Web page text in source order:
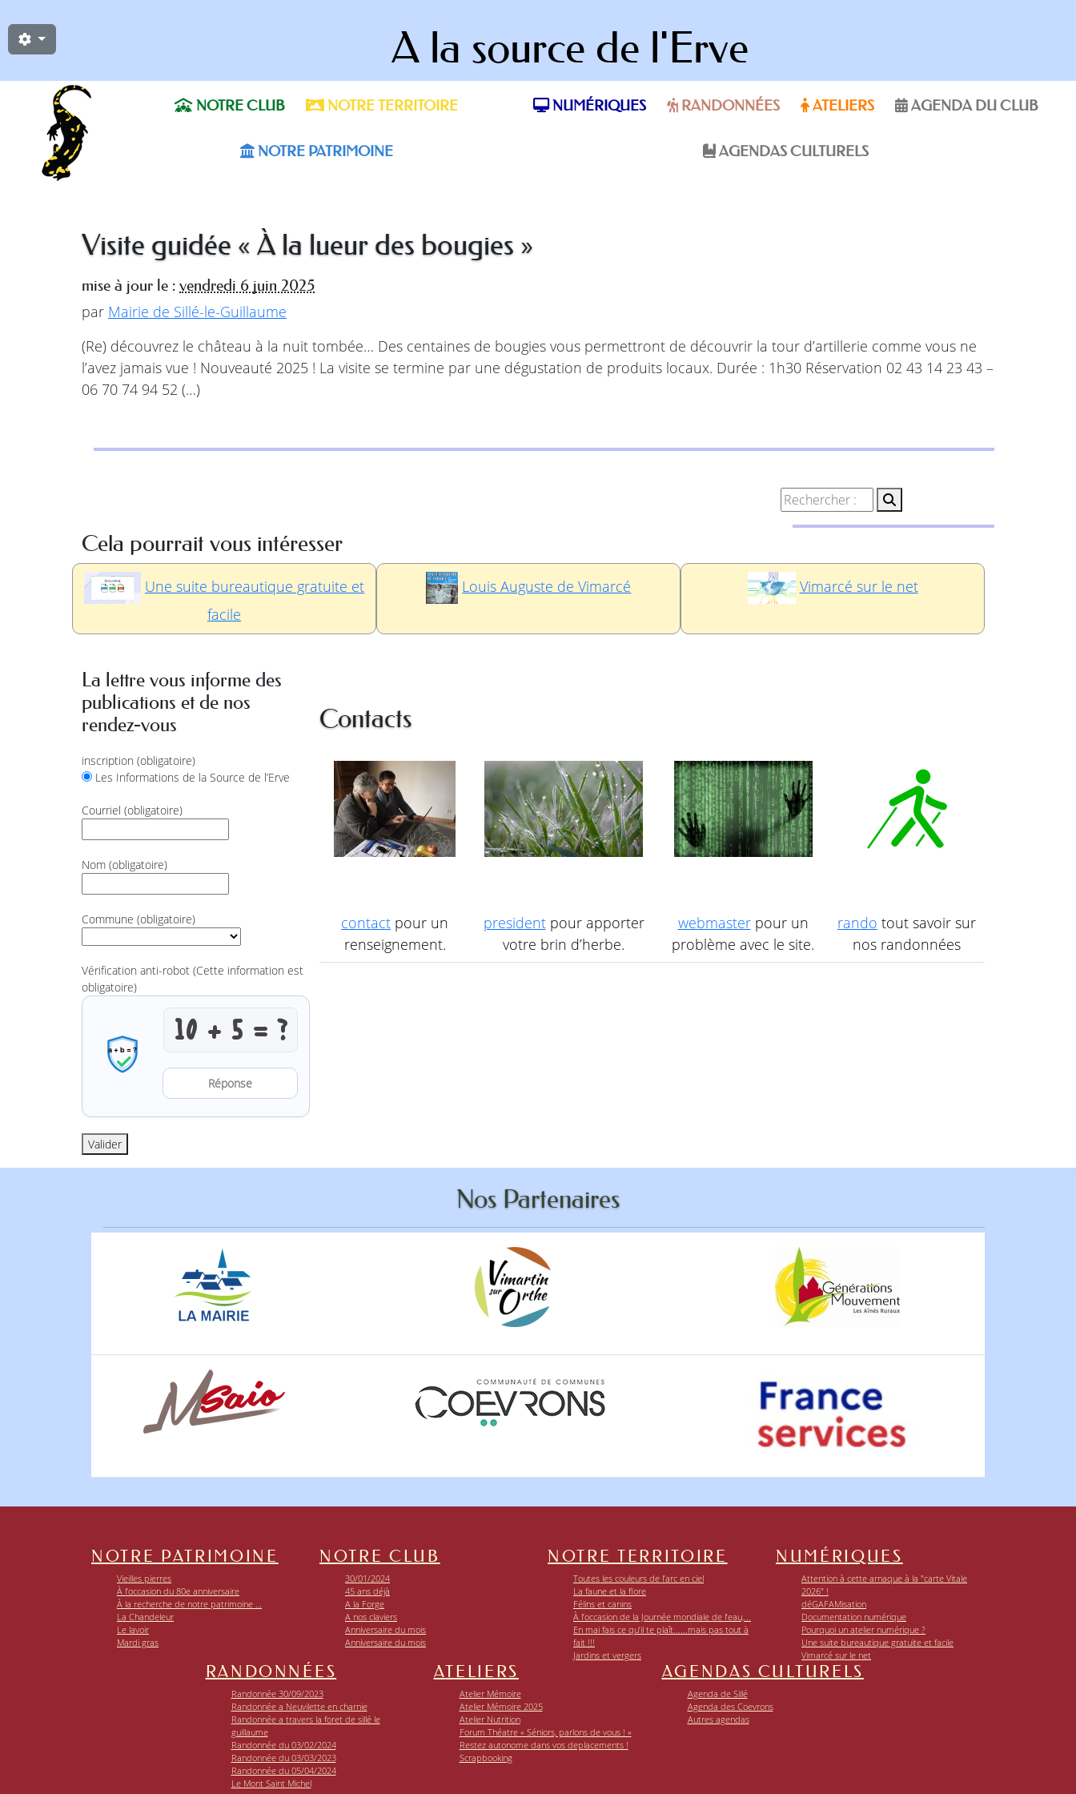
A la source de l'Erve
NOTRE CLUB NOTRE TERRITOIRE
NOTRE PATRIMOINE
NUMÉRIQUES RANDONNÉES ATELIERS AGENDA DU CLUB
AGENDAS CULTURELS
Visite guidée « À la lueur des bougies »
mise à jour le : vendredi 6 juin 2025
par Mairie de Sillé-le-Guillaume
(Re) découvrez le château à la nuit tombée… Des centaines de bougies vous permettront de découvrir la tour d’artillerie comme vous ne
l’avez jamais vue ! Nouveauté 2025 ! La visite se termine par une dégustation de produits locaux. Durée : 1h30 Réservation 02 43 14 23 43 –
06 70 74 94 52 (…)
Cela pourrait vous intéresser
Une suite bureautique gratuite et
facile
Louis Auguste de Vimarcé Vimarcé sur le net
La lettre vous informe des
publications et de nos
rendez-vous
inscription (obligatoire)
Les Informations de la Source de l’Erve
Courriel (obligatoire)
Nom (obligatoire)
Commune (obligatoire)
Vérification anti-robot (Cette information est
obligatoire)
Résoudre l’addition anti-robot
Valider
Contacts
contact pour un
renseignement.
presidentpour apporter
votre brin d’herbe.
webmasterpour un
problème avec le site.
rando tout savoir sur
nos randonnées
Nos Partenaires
NOTRE PATRIMOINE
Vieilles pierres
À l’occasion du 80e anniversaire
À la recherche de notre patrimoine …
La Chandeleur
Le lavoir
Mardi gras
NOTRE CLUB
30/01/2024
45 ans déjà
A la Forge
A nos claviers
Anniversaire du mois
Anniversaire du mois
NOTRE TERRITOIRE
Toutes les couleurs de l’arc en ciel
La faune et la flore
Félins et canins
À l’occasion de la Journée mondiale de l’eau,...
En mai fais ce qu’il te plaît......mais pas tout à
fait !!!
Jardins et vergers
NUMÉRIQUES
Attention à cette arnaque à la "carte Vitale
2026" !
déGAFAMisation
Documentation numérique
Pourquoi un atelier numérique ?
Une suite bureautique gratuite et facile
Vimarcé sur le net
RANDONNÉES
Randonnée 30/09/2023
Randonnée a Neuvilette en charnie
Randonnée a travers la foret de sillé le
guillaume
Randonnée du 03/02/2024
Randonnée du 03/03/2023
Randonnée du 05/04/2024
Le Mont Saint Michel
ATELIERS
Atelier Mémoire
Atelier Mémoire 2025
Atelier Nutrition
Forum Théatre « Séniors, parlons de vous ! »
Restez autonome dans vos deplacements !
Scrapbooking
AGENDAS CULTURELS
Agenda de Sillé
Agenda des Coevrons
Autres agendas